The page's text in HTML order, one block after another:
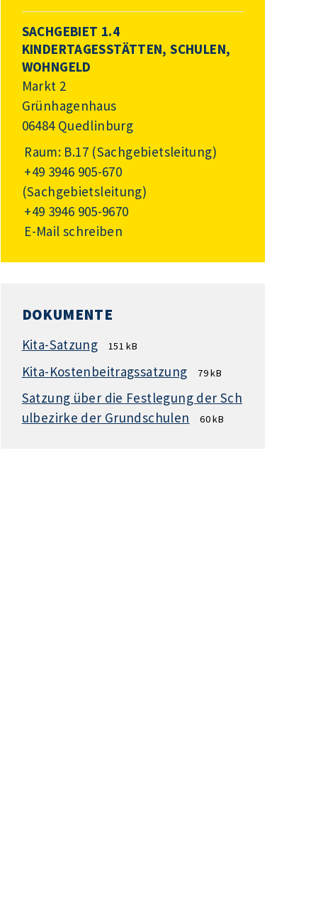
SACHGEBIET 1.4
KINDERTAGESSTÄTTEN, SCHULEN,
WOHNGELD
Markt 2
Grünhagenhaus
06484 Quedlinburg
Raum: B.17 (Sachgebietsleitung)
+49 3946 905-670
(Sachgebietsleitung)
+49 3946 905-9670
E-Mail schreiben
DOKUMENTE
Kita-Satzung 151 kB
Kita-Kostenbeitragssatzung 79 kB
Satzung über die Festlegung der Sch
ulbezirke der Grundschulen
60 kB